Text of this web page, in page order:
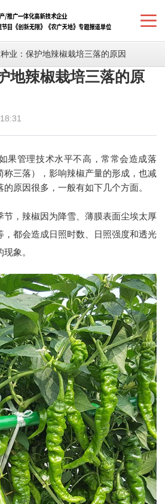
种业：保护地辣椒栽培三落的原因
地辣椒栽培三落的原
管理技术水平不高，常常会造成落
称三落），影响辣椒产量的形成，也减
原因很多，一般有如下几个方面。
，辣椒因为降雪、薄膜表面尘埃太厚
，都会造成日照时数、日照强度和透光
象。